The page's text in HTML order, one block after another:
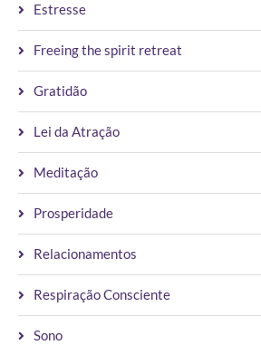
Estresse
Freeing the spirit retreat
Gratidão
Lei da Atração
Meditação
Prosperidade
Relacionamentos
Respiração Consciente
Sono